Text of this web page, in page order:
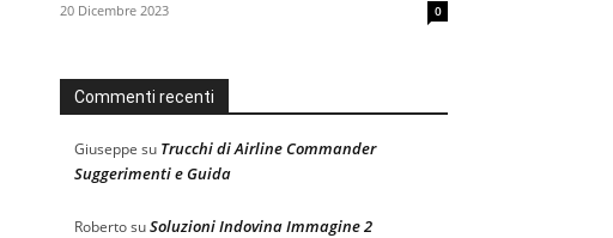
20 Dicembre 2023 0
Commenti recenti
Giuseppe su Trucchi di Airline Commander
Suggerimenti e Guida
RobertosuSoluzioni Indovina Immagine 2